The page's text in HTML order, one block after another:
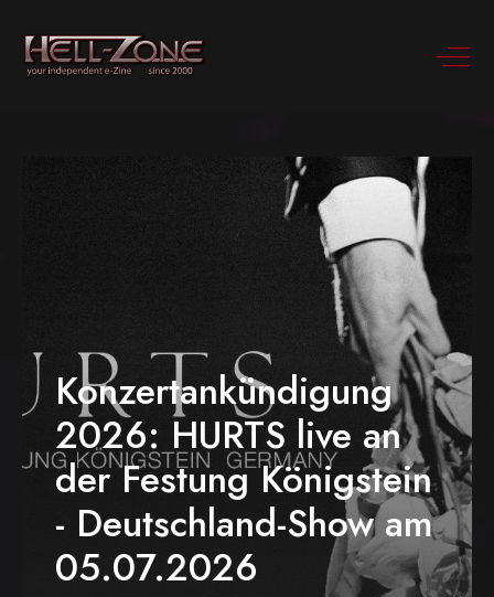
Konzertankündigung
2026: HURTS live an
der Festung Königstein
- Deutschland-Show am
05.07.2026